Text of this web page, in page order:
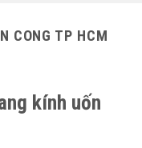
CONG TP HCM
kính uốn